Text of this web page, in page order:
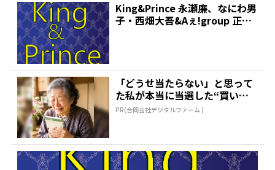
King&Prince 永瀬廉、なにわ男
子・西畑大吾&Aぇ!group 正門
「どうせ当たらない」と思って
た私が本当に当選した“買い
方”がこれ
PR(合同会社デジタルファーム )